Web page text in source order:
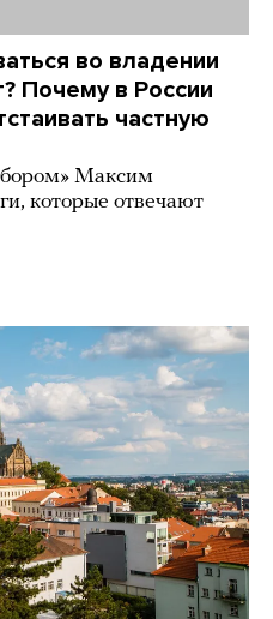
во владении
Почему в России
частную
Максим
которые отвечают